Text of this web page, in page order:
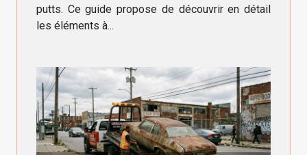
putts. Ce guide propose de découvrir en détail
les éléments à...